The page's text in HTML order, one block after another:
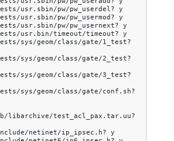
usr.sbin/pw/pw_userdel? y
usr.sbin/pw/pw_usermod? y
usr.sbin/pw/pw_usernext? y
usr.bin/timeout/timeout? y
sys/geom/class/gate/1_test?
sys/geom/class/gate/2_test?
sys/geom/class/gate/3_test?
sys/geom/class/gate/conf.sh?
test_acl_pax.tar.uu?
netinet/ip_ipsec.h? y